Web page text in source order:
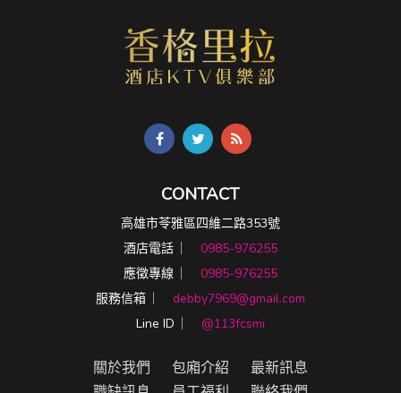
CONTACT
高雄市苓雅區四維二路353號
酒店電話 ︳ 0985-976255
應徵專線 ︳ 0985-976255
服務信箱 ︳ debby7969@gmail.com
Line ID ︳ @113fcsmi
關於我們 包廂介紹
最新訊息